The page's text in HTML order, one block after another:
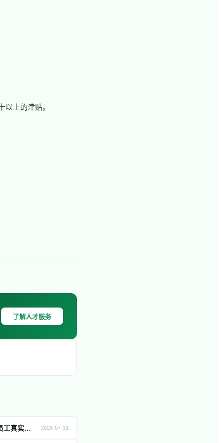
上的津贴。
了解人才服务
出海企业必看｜2025《职场人：全球劳动力观点》白皮书限时免费下载：用34个国家和地区的员工真实诉求，破解全球团队管理难题 2025-07-31